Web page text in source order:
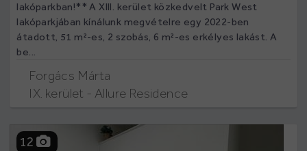
lakóparkban!** A XIII. kerület közkedvelt Park West
lakóparkjában kínálunk megvételre egy 2022-ben
átadott, 51 m²-es, 2 szobás, 6 m²-es erkélyes lakást. A
be...
Forgács Márta
IX. kerület - Allure Residence
12